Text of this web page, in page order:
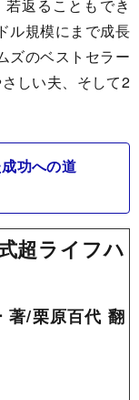
返ることもでき
ル規模にまで成長
ズのベストセラー
しい夫、そして2
功への道
超ライフハ
著/栗原百代 翻